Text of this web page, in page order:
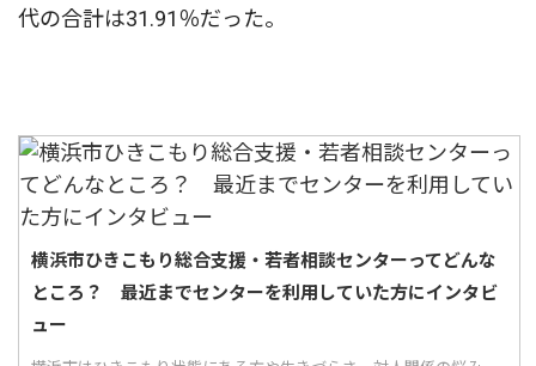
代の合計は31.91％だった。
横浜市ひきこもり総合支援・若者相談センターってどんな
ところ？ 最近までセンターを利用していた方にインタビ
ュー